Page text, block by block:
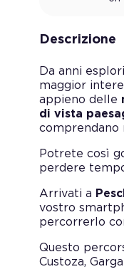
Descrizione
Da anni
maggior
appieno delle
di vista
comprendano
Potrete così
perdere
Arrivati a
vostro
percorrerlo
Questo
Custoza,